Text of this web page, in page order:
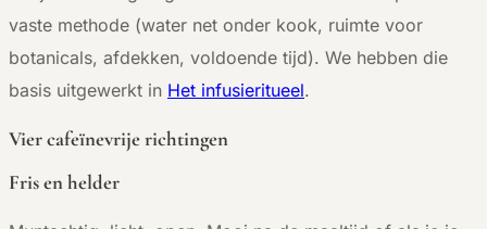
vaste methode (water net onder kook, ruimte voor
botanicals, afdekken, voldoende tijd). We hebben die
basis uitgewerkt in Het infusieritueel.
Vier cafeïnevrije richtingen
Fris en helder